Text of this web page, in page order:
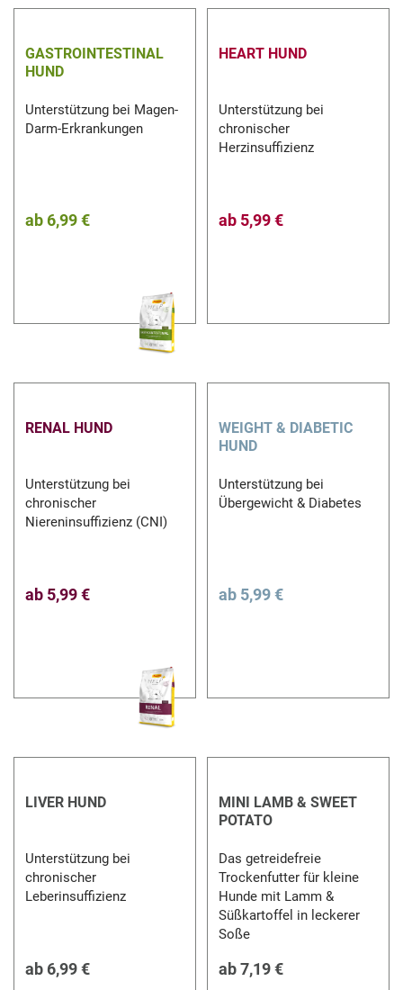
GASTROINTESTINAL
HUND
Unterstützung bei Magen-
Darm-Erkrankungen
ab6,99 €
HEART HUND
Unterstützung bei
chronischer
Herzinsuffizienz
ab 5,99 €
RENAL HUND
Unterstützung bei
chronischer
Niereninsuffizienz (CNI)
ab 5,99 €
WEIGHT & DIABETIC
HUND
Unterstützung bei
Übergewicht & Diabetes
ab 5,99 €
LIVER HUND
Unterstützung bei
chronischer
Leberinsuffizienz
ab 6,99 €
MINI LAMB & SWEET
POTATO
Das getreidefreie
Trockenfutter für kleine
Hunde mit Lamm &
Süßkartoffel in leckerer
Soße
ab7,19 €